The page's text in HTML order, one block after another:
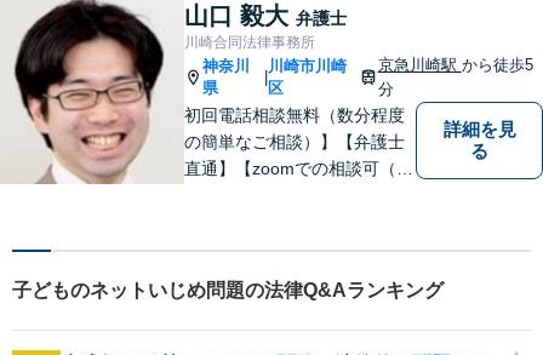
これからの人生を諦めなくて
済むよう、精一杯お手伝いさ
せていただきます。【休日・
夜間面談可】
山口 毅大 弁護士
川崎合同法律事務所
神奈川
県
川崎市川崎
区
京急川崎駅 から徒歩5
分
初回電話相談無料（数分程度
の簡単なご相談）】【弁護士
直通】【zoomでの相談可（有
「街医者」のような弁護士
詳細を見
る
子どものネットいじめ問題の法律Q&Aランキング